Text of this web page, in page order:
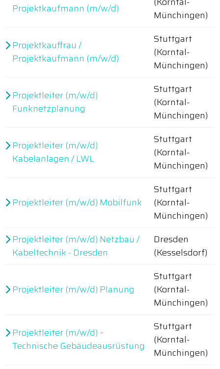
Projektkaufmann (m/w/d)
Münchingen)
Projektkauffrau /
Projektkaufmann (m/w/d)
Stuttgart
(Korntal-
Münchingen)
Projektleiter (m/w/d)
Funknetzplanung
Stuttgart
(Korntal-
Münchingen)
Projektleiter (m/w/d)
Kabelanlagen / LWL
Stuttgart
(Korntal-
Münchingen)
Projektleiter (m/w/d) Mobilfunk
Stuttgart
(Korntal-
Münchingen)
Projektleiter (m/w/d) Netzbau /
Kabeltechnik - Dresden
Dresden
(Kesselsdorf)
Projektleiter (m/w/d) Planung
Stuttgart
(Korntal-
Münchingen)
Projektleiter (m/w/d) –
Technische Gebäudeausrüstung
Stuttgart
(Korntal-
Münchingen)